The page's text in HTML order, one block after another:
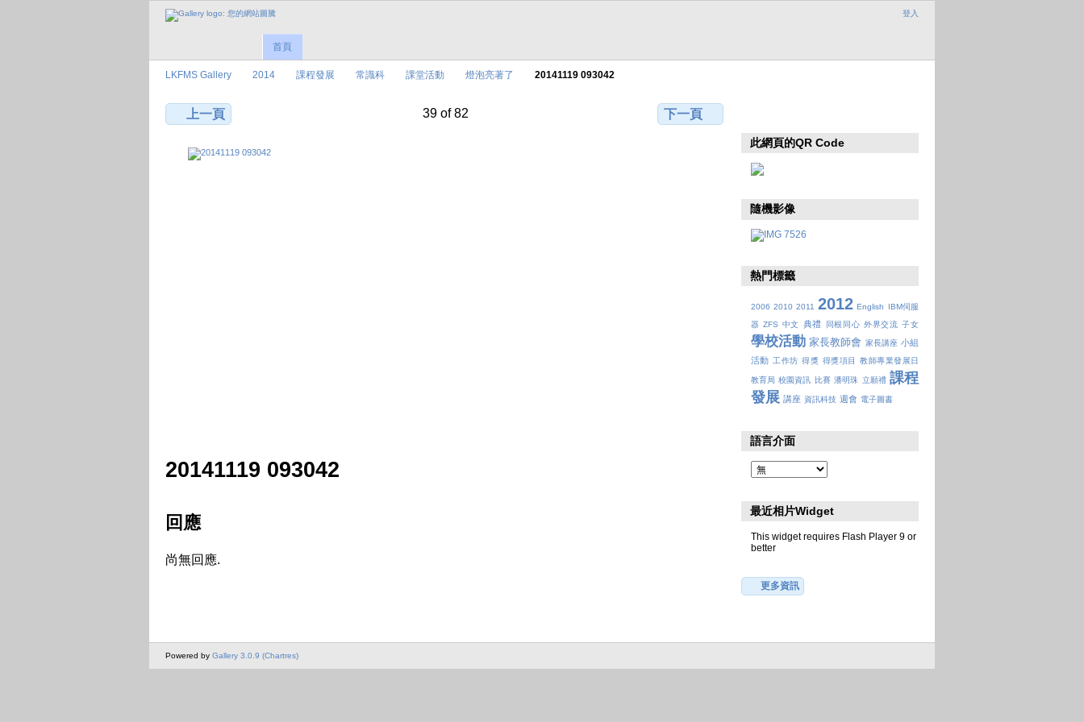
登入
首頁
LKFMS Gallery 2014 課程發展 常識科 課堂活動 燈泡亮著了 20141119 093042
上一頁 39 of 82 下一頁
20141119 093042
回應
尚無回應.
此網頁的QR Code
隨機影像
熱門標籤
2006 2010 2011 2012 English
IBM伺服
器 ZFS 中文 典禮 同根同心 外界交流 子女
學校活動 家長教師會 家長講座 小組
活動 工作坊 得獎 得獎項目 教師專業發展日
教育局 校園資訊 比賽 潘明珠 立願禮 課程
發展 講座 資訊科技 週會 電子圖書
語言介面
最近相片Widget
This widget requires Flash Player 9 or
better
更多資訊
Powered by Gallery 3.0.9 (Chartres)